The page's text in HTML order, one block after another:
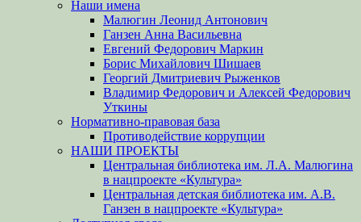
Наши имена
Малюгин Леонид Антонович
Ганзен Анна Васильевна
Евгений Федорович Маркин
Борис Михайлович Шишаев
Георгий Дмитриевич Рыженков
Владимир Федорович и Алексей Федорович
Уткины
Нормативно-правовая база
Противодействие коррупции
НАШИ ПРОЕКТЫ
Центральная библиотека им. Л.А. Малюгина
в нацпроекте «Культура»
Центральная детская библиотека им. А.В.
Ганзен в нацпроекте «Культура»